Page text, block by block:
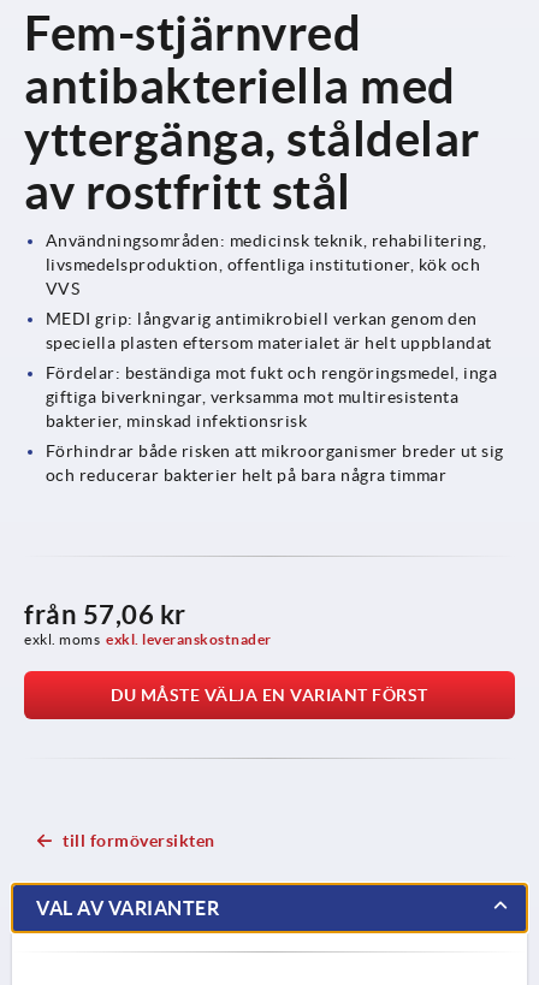
Fem-stjärnvred
antibakteriella med
yttergänga, ståldelar
av rostfritt stål
Användningsområden: medicinsk teknik, rehabilitering,
livsmedelsproduktion, offentliga institutioner, kök och
VVS
MEDI grip: långvarig antimikrobiell verkan genom den
speciella plasten eftersom materialet är helt uppblandat
Fördelar: beständiga mot fukt och rengöringsmedel, inga
giftiga biverkningar, verksamma mot multiresistenta
bakterier, minskad infektionsrisk
Förhindrar både risken att mikroorganismer breder ut sig
och reducerar bakterier helt på bara några timmar
från 57,06 kr
exkl. moms exkl. leveranskostnader
DU MÅSTE VÄLJA EN VARIANT FÖRST
till formöversikten
VAL AV VARIANTER